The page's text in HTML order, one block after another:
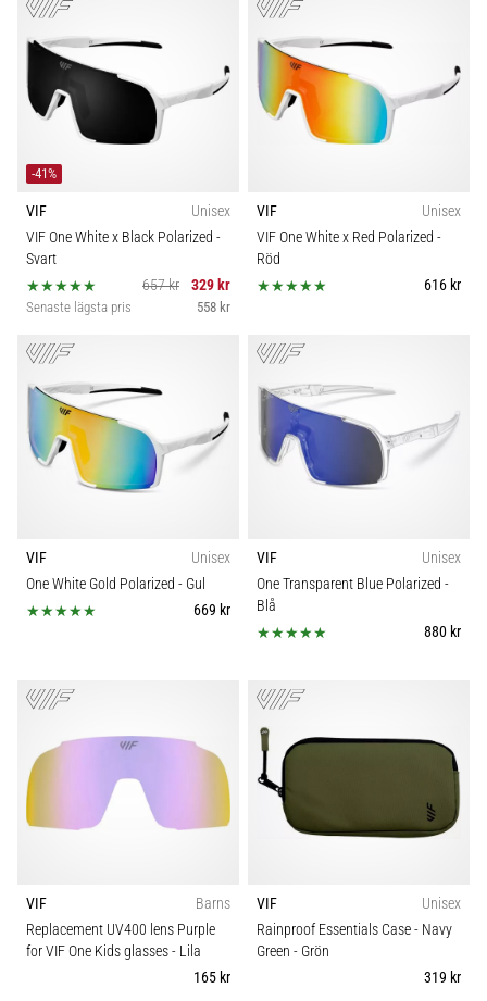
-41%
VIF
Unisex
VIF One White x Black Polarized -
Svart
657 kr
329 kr
Senaste lägsta pris 558 kr
VIF
Unisex
VIF One White x Red Polarized -
Röd
616 kr
VIF
Unisex
One White Gold Polarized - Gul
669 kr
VIF
Unisex
One Transparent Blue Polarized -
Blå
880 kr
VIF
Barns
Replacement UV400 lens Purple
for VIF One Kids glasses- Lila
165 kr
VIF
Unisex
Rainproof Essentials Case - Navy
Green - Grön
319 kr